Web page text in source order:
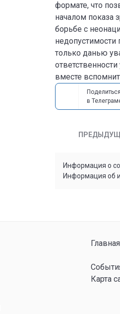
формате, что
началом показа
борьбе с
недопустимости
только данью
вместе
Поделиться
в
Информация о
Информация об
Главная
Карта